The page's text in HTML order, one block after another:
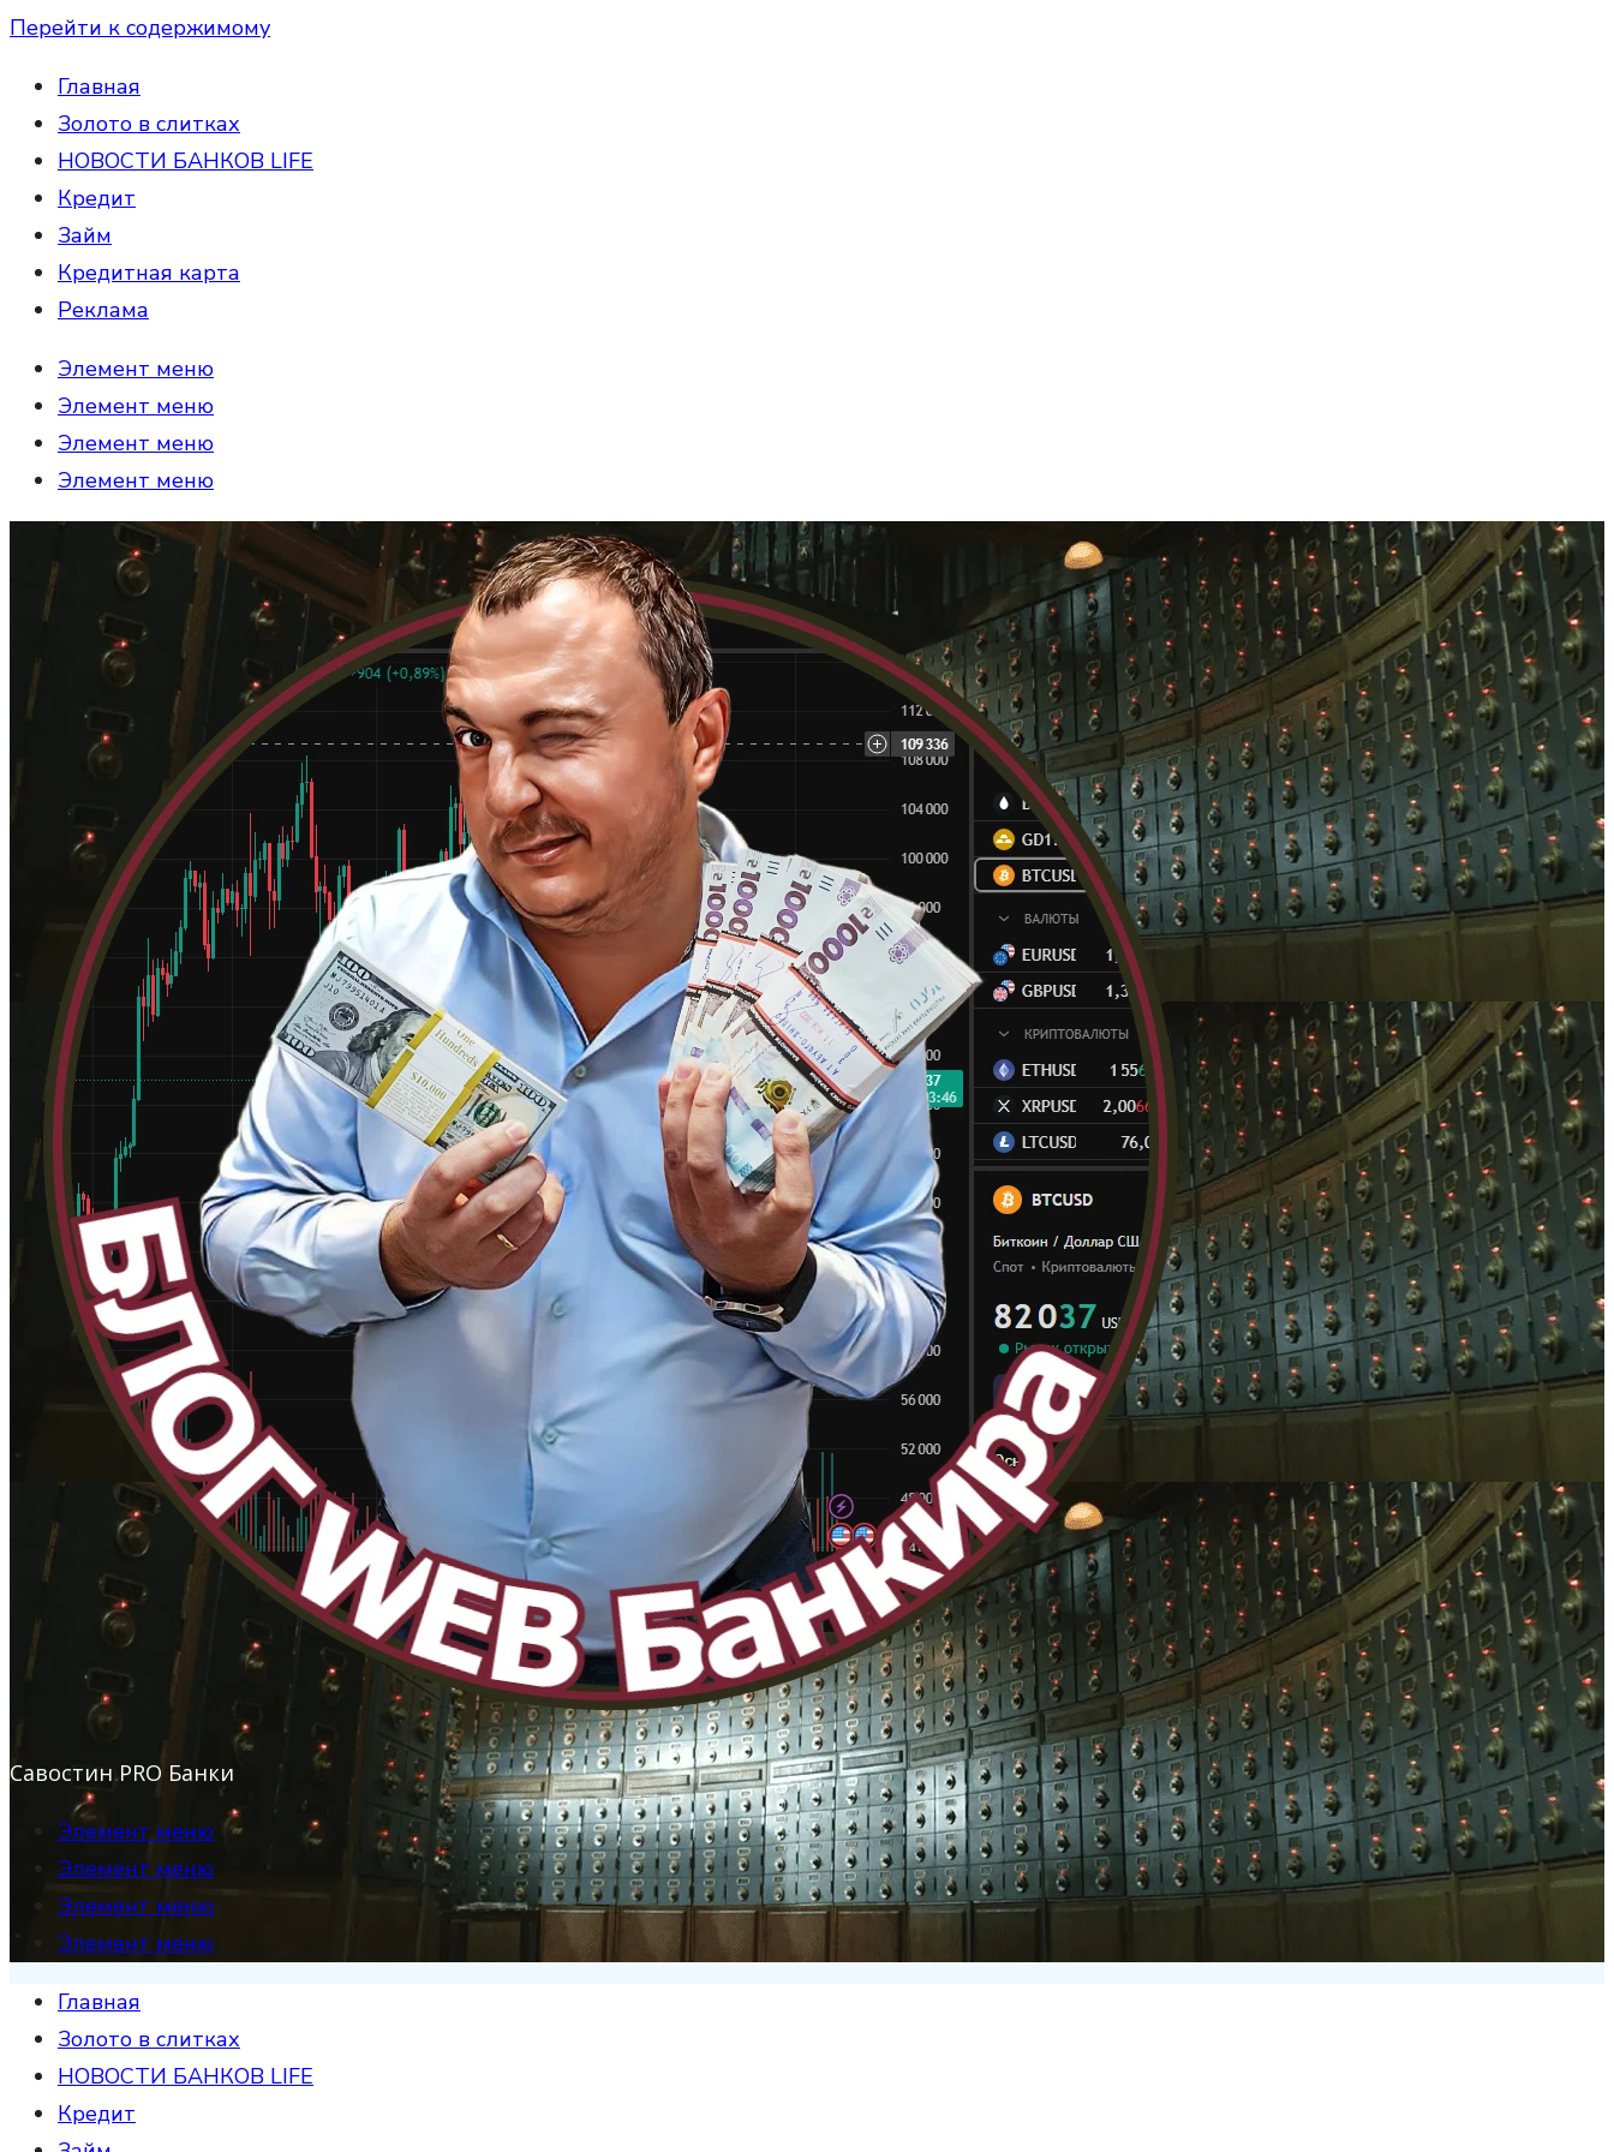
Перейти к содержимому
Главная
Золото в слитках
НОВОСТИ БАНКОВ LIFE
Кредит
Займ
Кредитная карта
Реклама
Элемент меню
Элемент меню
Элемент меню
Элемент меню
Савостин PRO Банки
Элемент меню
Элемент меню
Элемент меню
Элемент меню
Главная
Золото в слитках
НОВОСТИ БАНКОВ LIFE
Кредит